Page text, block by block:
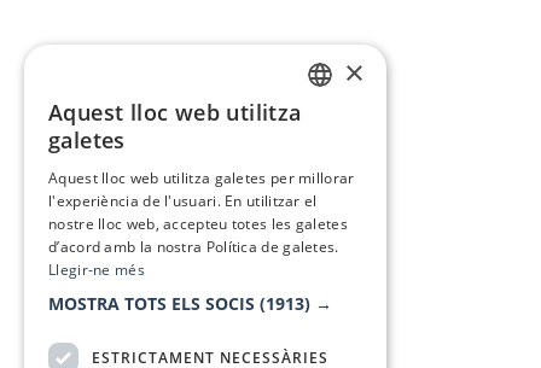
×
Aquest lloc web utilitza
galetes
Aquest lloc web utilitza galetes per millorar
l'experiència de l'usuari. En utilitzar el
nostre lloc web, accepteu totes les galetes
d’acord amb la nostra Política de galetes.
Llegir-ne més
MOSTRA TOTS ELS SOCIS (1913) →
ESTRICTAMENT NECESSÀRIES